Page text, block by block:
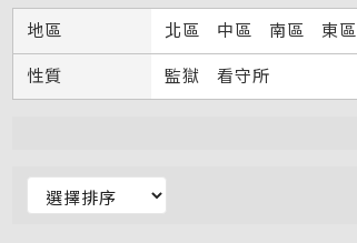
地區 北區 中區 南區 東區
性質 監獄 看守所